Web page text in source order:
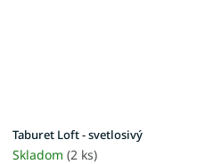
Taburet Loft - svetlosivý
Skladom (2 ks)